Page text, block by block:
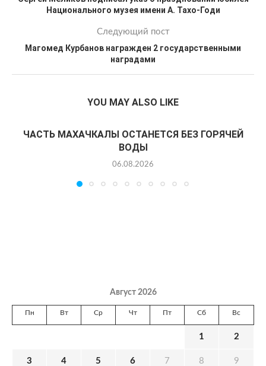
Национального музея имени А. Тахо-Годи
Следующий пост
Магомед Курбанов награжден 2 государственными
наградами
YOU MAY ALSO LIKE
ЧАСТЬ МАХАЧКАЛЫ ОСТАНЕТСЯ БЕЗ ГОРЯЧЕЙ
ВОДЫ
06.08.2026
Август 2026
Пн Вт Ср Чт Пт Сб Вс
1 2
3 4 5 6 7 8 9